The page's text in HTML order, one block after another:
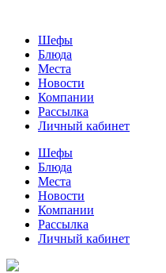
Шефы
Блюда
Места
Новости
Компании
Рассылка
Личный кабинет
Шефы
Блюда
Места
Новости
Компании
Рассылка
Личный кабинет